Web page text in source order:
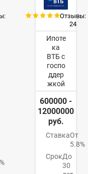
Отзывы:
24
Ипоте
ка
ВТБ с
госпо
ддер
жкой
600000 -
12000000
руб.
СтавкаОт
5.8%
СрокДо
30